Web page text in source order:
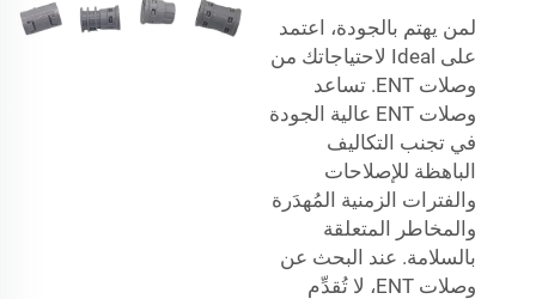
لمن يهتم بالجودة، اعتمد
على Ideal لاحتياجاتك من
وصلات ENT. تساعد
وصلات ENT عالية الجودة
في تجنب التكاليف
الباهظة للإصلاحات
والفترات الزمنية المُهدَرة
والمخاطر المتعلقة
بالسلامة. عند البحث عن
وصلات ENT، لا تُقدِّم